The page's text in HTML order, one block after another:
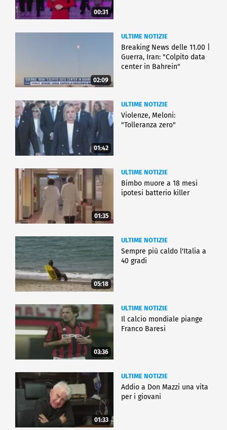
00:31
02:09
ULTIME NOTIZIE
Breaking News delle 11.00 |
Guerra, Iran: "Colpito data
center in Bahrein"
01:42
ULTIME NOTIZIE
Violenze, Meloni:
"Tolleranza zero"
01:35
ULTIME NOTIZIE
Bimbo muore a 18 mesi
ipotesi batterio killer
05:18
ULTIME NOTIZIE
Sempre più caldo l'Italia a
40 gradi
03:36
ULTIME NOTIZIE
Il calcio mondiale piange
Franco Baresi
01:33
ULTIME NOTIZIE
Addio a Don Mazzi una vita
per i giovani